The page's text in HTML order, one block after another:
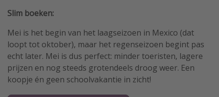
Slim boeken:
Mei is het begin van het laagseizoen in Mexico (dat
loopt tot oktober), maar het regenseizoen begint pas
echt later. Mei is dus perfect: minder toeristen, lagere
prijzen en nog steeds grotendeels droog weer. Een
koopje én geen schoolvakantie in zicht!